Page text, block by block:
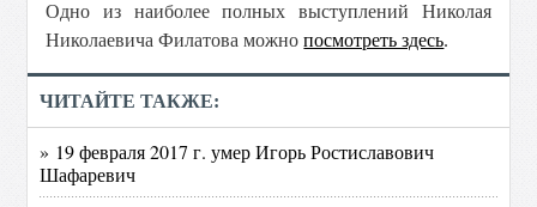
Одно из наиболее полных выступлений Николая
Николаевича Филатова можнопосмотреть здесь.
ЧИТАЙТЕ ТАКЖЕ:
» 19 февраля 2017 г. умер Игорь Ростиславович
Шафаревич